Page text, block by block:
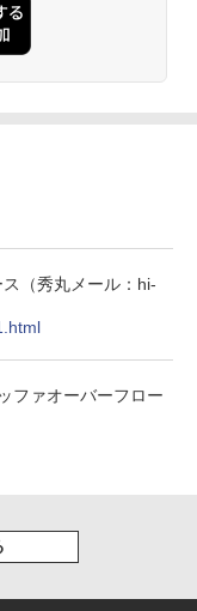
（秀丸メール：hi-
ファオーバーフロー